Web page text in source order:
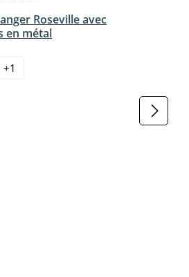
Roseville avec
en métal
+1
pas disponible pour le moment.)